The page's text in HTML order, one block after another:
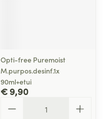
Opti-free Puremoist
M.purpos.desinf.1x
90ml+etui
€ 9,90